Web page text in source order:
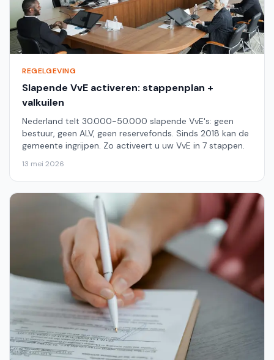
REGELGEVING
Slapende VvE activeren: stappenplan +
valkuilen
Nederland telt 30.000-50.000 slapende VvE's: geen
bestuur, geen ALV, geen reservefonds. Sinds 2018 kan de
gemeente ingrijpen. Zo activeert u uw VvE in 7 stappen.
13 mei 2026